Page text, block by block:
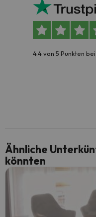
4.4 von 5 Punkten
Ähnliche
könnten